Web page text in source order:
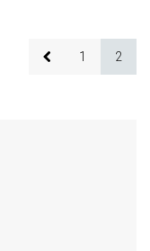
1 2